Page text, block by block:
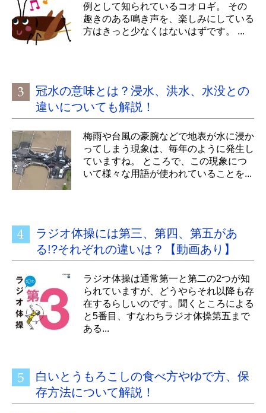
例として知られているコオロギ。 その
趣きのある鳴き声を、楽しみにしている
方はきっと少なくはないはずです。 ...
冠水の意味とは？浸水、洪水、水没との
違いについても解説！
梅雨や台風の豪腕などで地表が水に浸か
ってしまう現象は、毎年のように発生し
ていますね。 ところで、この現象につ
いて様々な用語が使われていることを...
ラジオ体操には第三、第四、第五があ
る!?それぞれの違いは？【動画あり】
ラジオ体操は通常第一と第二の2つが知
られていますが、どうやらそれ以降も存
在するらしいのです。聞くところによる
と5番目、すなわちラジオ体操第五まで
ある...
白いとうもろこしの食べ方やゆで方、保
存方法について解説！